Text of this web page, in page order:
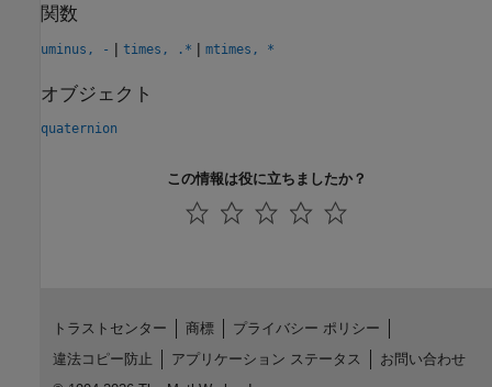
関数
uminus, - | times, .* | mtimes, *
オブジェクト
quaternion
この情報は役に立ちましたか？
トラストセンター 商標
プライバシー ポリシー
違法コピー防止
アプリケーション ステータス
お問い合わせ